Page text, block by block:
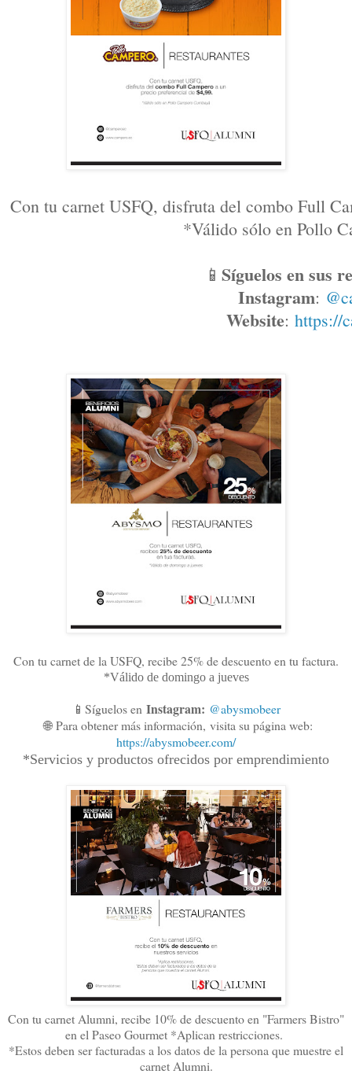
Con tu carnet USFQ, disfruta del combo Full
*Válido sólo en Pollo
📱 Síguelos en sus
Instagram:
Website: https://
Con tu carnet de la USFQ, recibe 25% de descuento en tu factura.
*Válido de domingo a jueves
📱Síguelos en Instagram: @abysmobeer
🌐Para obtener más información, visita su página web:
https://abysmobeer.com/
*Servicios y productos ofrecidos por emprendimiento
Con tu carnet Alumni, recibe 10% de descuento en "Farmers Bistro"
en el Paseo Gourmet *Aplican restricciones.
*Estos deben ser facturadas a los datos de la persona que muestre el
carnet Alumni.